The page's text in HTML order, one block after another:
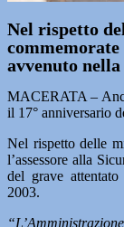
Nel rispetto
avvenuto
MACERATA –
il 17° anniversario
Nel rispetto delle
l’assessore alla
del grave
2003.